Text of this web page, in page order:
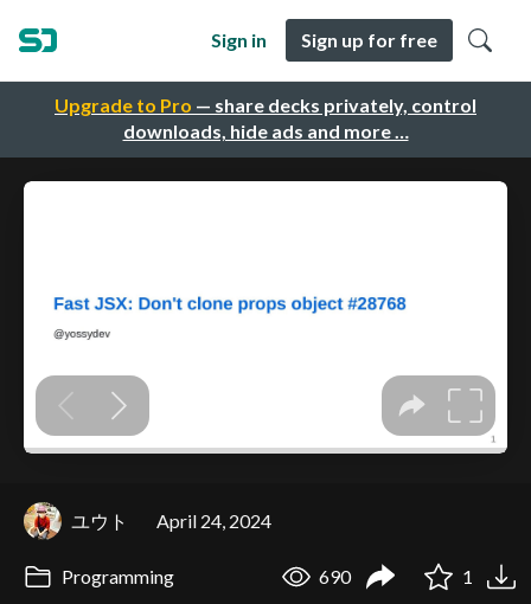
Upgrade to Pro — share decks privately, control
downloads, hide ads and more …
Sign in Sign up for free
ユウト April 24, 2024
Programming 690 1